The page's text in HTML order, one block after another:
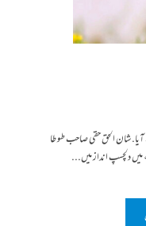
شان الحق حقی صاحب طوطا
میں دلچسپ انداز میں...